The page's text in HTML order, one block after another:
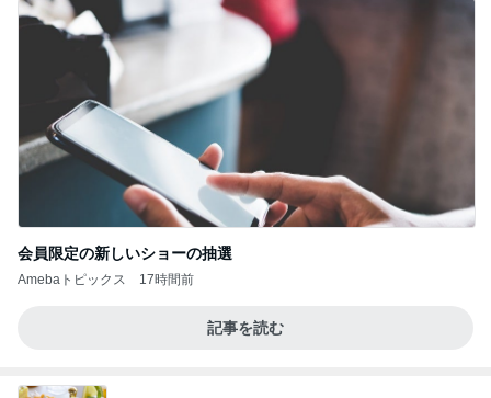
会員限定の新しいショーの抽選
Amebaトピックス 17時間前
記事を読む